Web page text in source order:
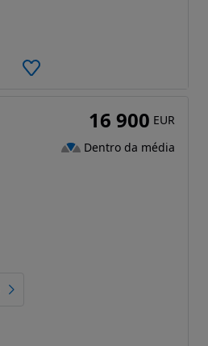
16 900 EUR
Dentro da média